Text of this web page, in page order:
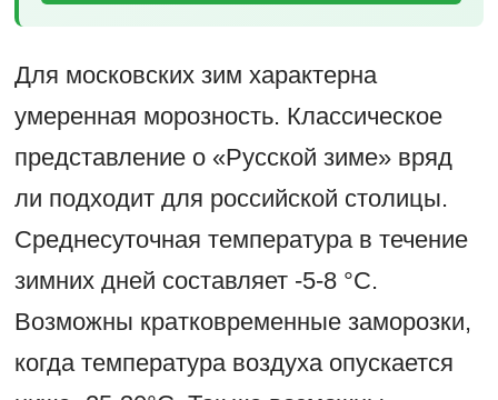
Для московских зим характерна
умеренная морозность. Классическое
представление о «Русской зиме» вряд
ли подходит для российской столицы.
Среднесуточная температура в течение
зимних дней составляет -5-8 °C.
Возможны кратковременные заморозки,
когда температура воздуха опускается